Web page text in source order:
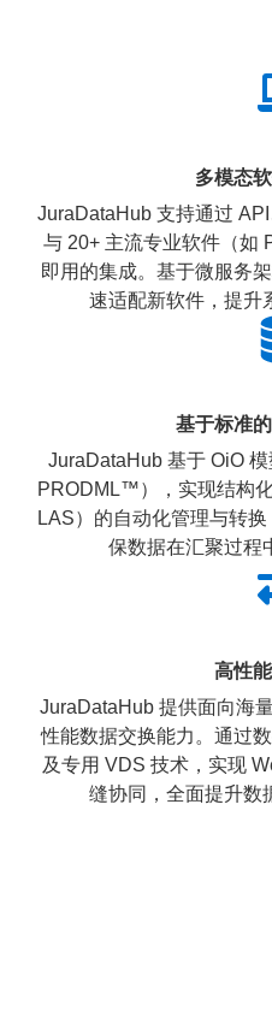
多模态
JuraDataHub 支持通过
与 20+ 主流专业软件（如
即用的集成。基于微服务
速适配新软件，提升
基于标准
JuraDataHub 基于 OiO
PRODML™），实现结构
LAS）的自动化管理与转
保数据在汇聚过程
高性
JuraDataHub 提供面向海
性能数据交换能力。通过
及专用 VDS 技术，实现
缝协同，全面提升数